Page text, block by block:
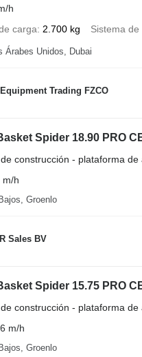
h
carga
2.700 kg Sistema
Árabes Unidos, Dubai
Trading FZCO
Spider 18.90 PRO
construcción - plataforma de
m/h
Groenlo
Sales BV
Spider 15.75 PRO
construcción - plataforma de
m/h
Groenlo